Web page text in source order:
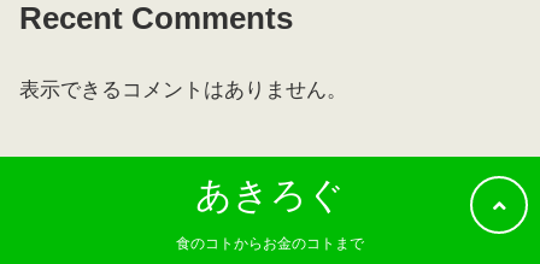
Recent Comments
表示できるコメントはありません。
あきろぐ
食のコトからお金のコトまで